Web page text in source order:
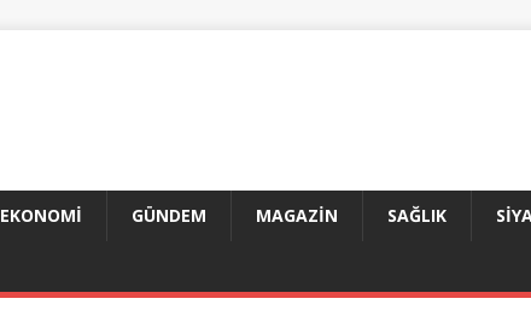
EKONOMI GÜNDEM MAGAZIN SAĞLIK